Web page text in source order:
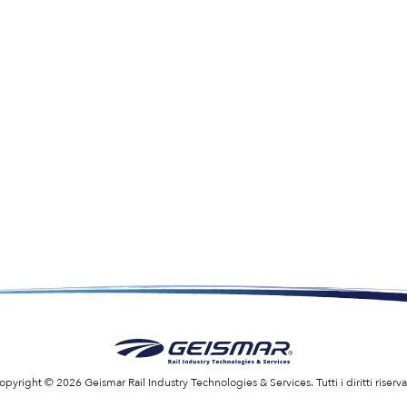
© 2026 Geismar Rail Industry Technologies & Services. Tutti i diritti